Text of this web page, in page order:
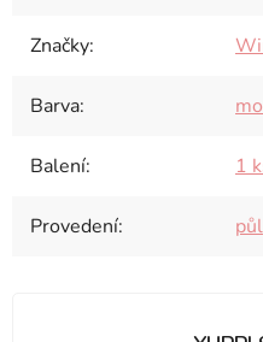
Značky:
Barva:
Balení: 1
Provedení: